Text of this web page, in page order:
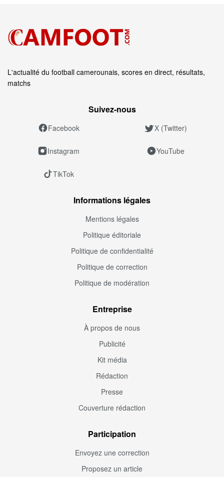
L'actualité du football camerounais, scores en direct, résultats,
matchs
Suivez‑nous
Facebook X (Twitter)
Instagram YouTube
TikTok
Informations légales
Mentions légales
Politique éditoriale
Politique de confidentialité
Politique de correction
Politique de modération
Entreprise
À propos de nous
Publicité
Kit média
Rédaction
Presse
Couverture rédaction
Participation
Envoyez une correction
Proposez un article